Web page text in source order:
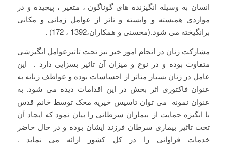
انسان به وسیله انگیزنده های گوناگون ، متغیر ، پیچیده و در
مواردی همبسته و وابسته و تاثر از عوامل زمانی و مکانی
برانگیخته می شود.(محسنی و همکاران،1392 ، 172) .
مشارکت زنان در انجام امور خیر نیز تحت تاثیرعوامل انگیزشی
متفاوت بوده و در نوع و میزان آن تاثیر بسزایی دارد . این
عامل در زنان بسیار متاثر از احساسات بوده و عواطف زنانه به
عنوان فاکتوری اثر بخش در این اقدامات دیده می شود. به
عنوان نمونه می توان تاسیس خیریه محک توسط خانم قدس
با انگیزه حمایت از بیماران سرطانی را بیان نمود که ایجاد آن
تحت تاثیر بیماری سرطان فرزند ایشان بوده و در حال حاضر
خدمات فراوانی را در کل کشور ارائه می نماید .